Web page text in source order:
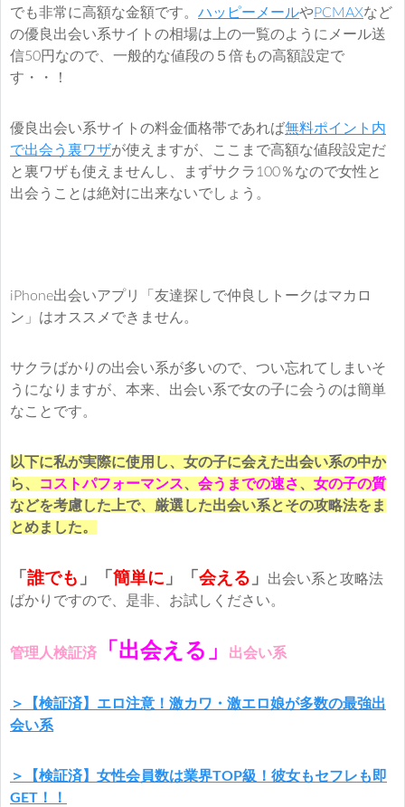
でも非常に高額な金額です。 ハッピーメールやPCMAXなど
の優良出会い系サイトの相場は上の一覧のようにメール送
信50円なので、一般的な値段の５倍もの高額設定で
す・・！
優良出会い系サイトの料金価格帯であれば無料ポイント内
で出会う裏ワザが使えますが、ここまで高額な値段設定だ
と裏ワザも使えませんし、まずサクラ100％なので女性と
出会うことは絶対に出来ないでしょう。
iPhone出会いアプリ「友達探しで仲良しトークはマカロ
ン」はオススメできません。
サクラばかりの出会い系が多いので、つい忘れてしまいそ
うになりますが、本来、出会い系で女の子に会うのは簡単
なことです。
以下に私が実際に使用し、女の子に会えた出会い系の中か
ら、
コストパフォーマンス、 会うまでの速さ、 女の子の質
などを考慮した上で、厳選した出会い系とその攻略法をま
とめました。
「 誰でも 」「 簡単に 」 「 会える 」
出会い系と攻略法
ばかりですので、是非、お試しください。
管理人検証済 「出会える」 出会い系
＞【検証済】エロ注意！激カワ・激エロ娘が多数の最強出
会い系
＞【検証済】女性会員数は業界TOP級！彼女もセフレも即
GET！！